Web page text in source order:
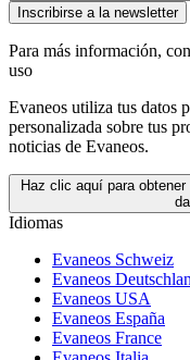
Inscribirse a la newsletter
Para más información,
uso
Evaneos utiliza tus datos
personalizada sobre tus
noticias de Evaneos.
Haz clic aquí para
Idiomas
Evaneos Schweiz
Evaneos
Evaneos USA
Evaneos España
Evaneos France